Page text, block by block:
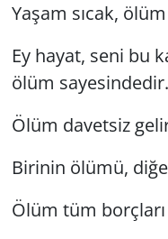
Yaşam sıcak,
Ey hayat, seni bu
ölüm sayesindedir.
Ölüm davetsiz
Birinin ölümü,
Ölüm tüm